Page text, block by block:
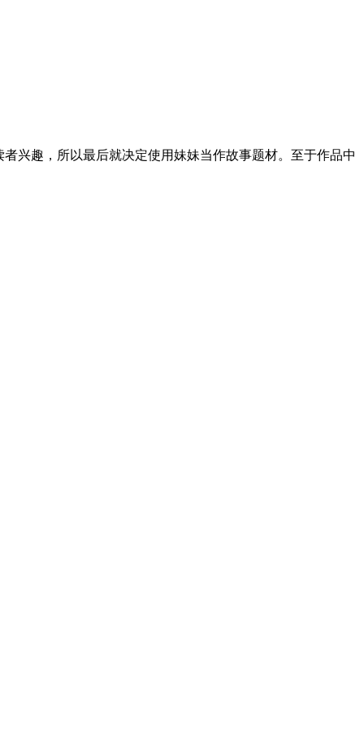
兴趣，所以最后就决定使用妹妹当作故事题材。至于作品中